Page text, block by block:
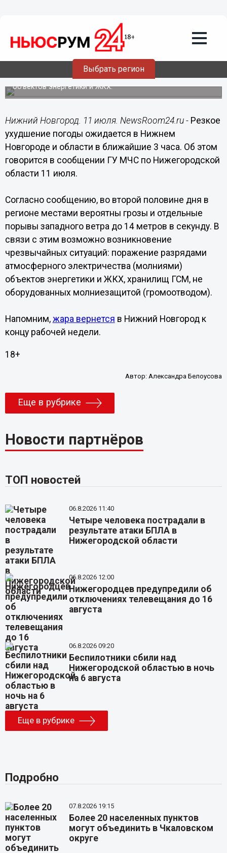
Выбрать регион
Резкое ухудшение погоды ожидается в
Нижнем Новгороде и области в
ближайшие 3 часа
В связи с этим возможно возникновение ЧС: поражение
разрядами атмосферного электричества (молниями)
объектов энергетики и ЖКХ.
Нижний Новгород. 11 июля. NewsRoom24.ru - Резкое
ухудшение погоды ожидается в Нижнем
Новгороде и области в ближайшие 3 часа. Об этом
говорится в сообщении ГУ МЧС по Нижегородской
области 11 июля.
Согласно сообщению, во второй половине дня в
регионе местами вероятны грозы и отдельные
порывы западного ветра до 14 метров в секунду. В
связи с этим возможно возникновение
чрезвычайных ситуаций: поражение разрядами
атмосферного электричества (молниями)
объектов энергетики и ЖКХ, хранилищ ГСМ, не
оборудованных молниезащитой (громоотводом).
Напомним, жара вернется в Нижний Новгород к
концу рабочей недели.
18+
Автор:Александра Белоусова
Еще в рубрике
Новости партнёров
ТОП новостей
06.8.2026 11:40
Четыре человека пострадали в
результате атаки БПЛА в
Нижегородской области
06.8.2026 12:00
Нижегородцев предупредили об
отключениях телевещания до 16
августа
06.8.2026 09:20
Беспилотники сбили над
Нижегородской областью в ночь
на 6 августа
Еще в рубрике
Подробно
07.8.2026 19:15
Более 20 населенных пунктов
могут объединить в Чкаловском
округе